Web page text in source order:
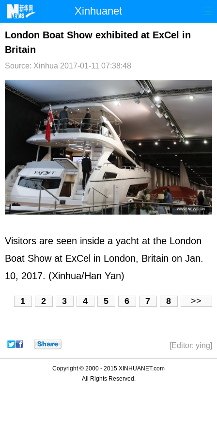
Xinhuanet
首页 时政 国际 港澳
台湾
文娱 视频 论坛
微博
London Boat Show exhibited at ExCel in
Britain
Source: Xinhua 2017-01-11 07:38:48
Visitors are seen inside a yacht at the London
Boat Show at ExCel in London, Britain on Jan.
10, 2017. (Xinhua/Han Yan)
1 2 3 4 5 6 7 8 >>
[Editor: ying]
Copyright © 2000 - 2015 XINHUANET.com
All Rights Reserved.